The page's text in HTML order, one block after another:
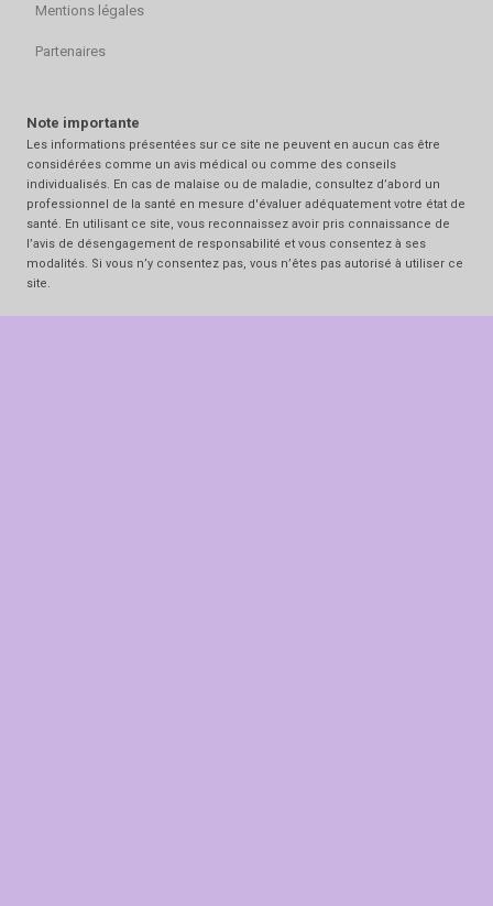
Mentions légales
Partenaires
Note importante
Les informations présentées sur ce site ne peuvent en aucun cas être
considérées comme un avis médical ou comme des conseils
individualisés. En cas de malaise ou de maladie, consultez d’abord un
professionnel de la santé en mesure d'évaluer adéquatement votre état de
santé. En utilisant ce site, vous reconnaissez avoir pris connaissance de
l’avis de désengagement de responsabilité et vous consentez à ses
modalités. Si vous n’y consentez pas, vous n’êtes pas autorisé à utiliser ce
site.